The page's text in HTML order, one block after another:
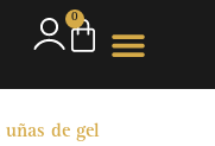
0
de gel